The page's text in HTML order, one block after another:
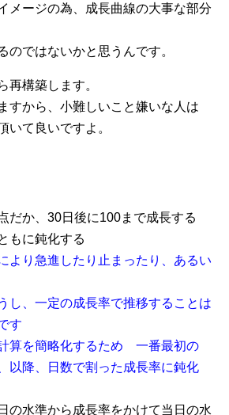
メージの為、成長曲線の大事な部分
のではないかと思うんです。
再構築します。
すから、小難しいこと嫌いな人は
いて良いですよ。
だか、30日後に100まで成長する
もに鈍化する
より急進したり止まったり、あるい
し、一定の成長率で推移することは
す
算を簡略化するため 一番最初の
以降、日数で割った成長率に鈍化
の水準から成長率をかけて当日の水